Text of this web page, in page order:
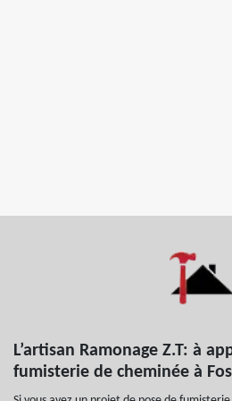
L’artisan Ramonage Z.T: à
fumisterie de cheminée à